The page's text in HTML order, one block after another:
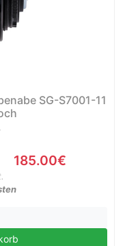
SG-S7001-11
185.00€